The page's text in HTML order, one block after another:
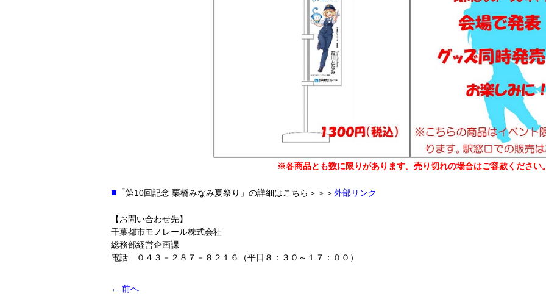
※各商品とも数に限りがあります。売り切れの場合はご容赦ください
■ 「第10回記念 栗橋みなみ夏祭り」の詳細はこちら＞＞＞外部リンク
【お問い合わせ先】
千葉都市モノレール株式会社
総務部経営企画課
電話 ０４３－２８７－８２１６（平日８：３０～１７：００）
← 前へ